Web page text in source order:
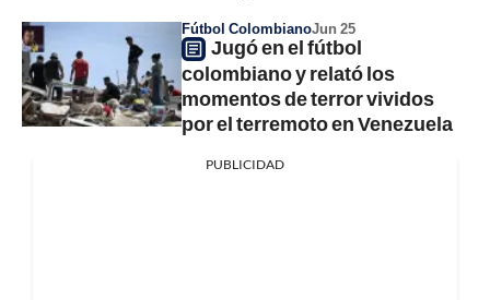
Fútbol ColombianoJun 25
Jugó en el fútbol
colombiano y relató los
momentos de terror vividos
por el terremoto en Venezuela
PUBLICIDAD